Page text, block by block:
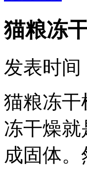
猫粮冻
发表时间
猫粮冻干
冻干燥
成固体